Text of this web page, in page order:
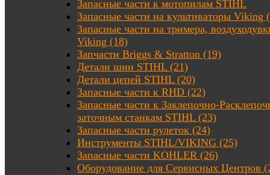
Запасные части к мотопилам STIHL
Запасные части на культиваторы Viking
Запасные части на тримера,
Viking (18)
Запчасти Briggs & Stratton (19)
Детали шин STIHL (21)
Детали цепей STIHL (20)
Запасные части к RHD (22)
Запасные части к Заклепочно-
заточным станкам STIHL (23)
Запасные части рулеток (24)
Инструменты STIHL/VIKING (25)
Запасные части KOHLER (26)
Оборудование для Сервисных Центров